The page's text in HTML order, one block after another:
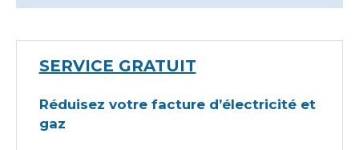
SERVICE GRATUIT
Réduisez votre facture d’électricité et
gaz